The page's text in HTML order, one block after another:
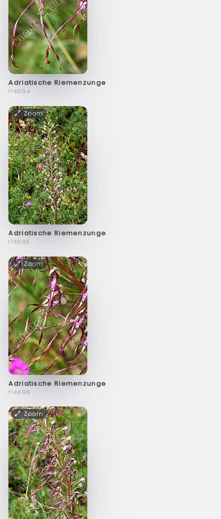
Adriatische Riemenzunge
f14694
Zoom
Adriatische Riemenzunge
f14695
Zoom
Adriatische Riemenzunge
f14696
Zoom